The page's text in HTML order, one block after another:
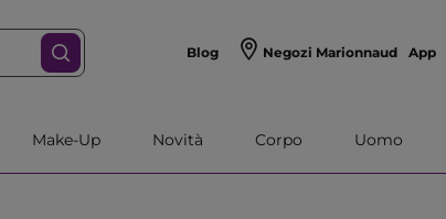
Blog Negozi Marionnaud App
Make-Up Novità Corpo Uomo